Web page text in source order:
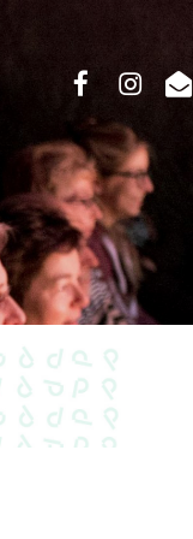
facebookinstagram
email